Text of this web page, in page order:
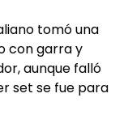
tomó una
con garra y
aunque falló
set se fue para